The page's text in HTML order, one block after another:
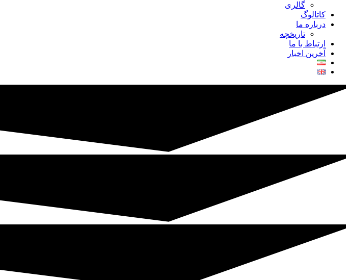
گالری
کاتالوگ
درباره ما
تاريخچه
ارتباط با ما
آخرین اخبار